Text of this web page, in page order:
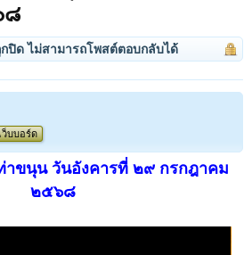
๘
ปิด ไม่สามารถโพสต์ตอบกลับได้
ว็บบอร์ด
าขนุน วันอังคารที่ ๒๙ กรกฎาคม
๒๕๖๘